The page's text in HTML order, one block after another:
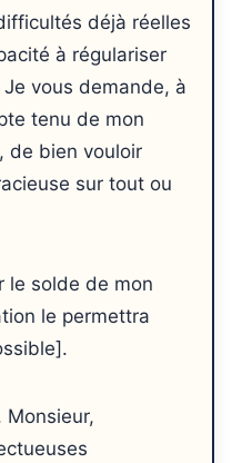
déjà réelles
à régulariser
vous demande, à
tenu de mon
de bien vouloir
sur tout ou
le solde de mon
le permettra
Monsieur,